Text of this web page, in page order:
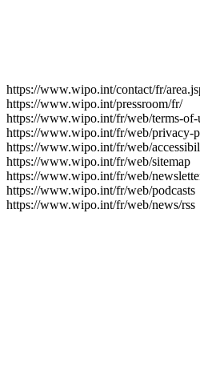
https://www.wipo.int/contact/fr/
https://www.wipo.int/pressroom/fr/
https://www.wipo.int/fr/web/terms-of-
https://www.wipo.int/fr/web/privacy-
https://www.wipo.int/fr/web/
https://www.wipo.int/fr/web/sitemap
https://www.wipo.int/fr/web/
https://www.wipo.int/fr/web/podcasts
https://www.wipo.int/fr/web/news/rss